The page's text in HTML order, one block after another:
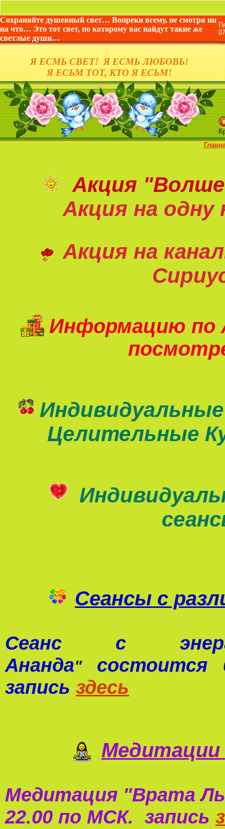
Сохраняйте душевный свет… Вопреки всему, не смотря ни
на что… Это тот свет, по которому вас найдут такие же
светлые души…
Я ЕСМЬ СВЕТ! Я ЕСМЬ ЛЮБОВЬ!
Я ЕСЬМ ТОТ, КТО Я ЕСЬМ!
Акция
Акция на одну
Акция на
Информацию по
Целительные
Сеансы с
Сеанс с
Ананда"
состоится
запись здесь
Медитации
Медитация "Врата
22.00 по МСК. запись